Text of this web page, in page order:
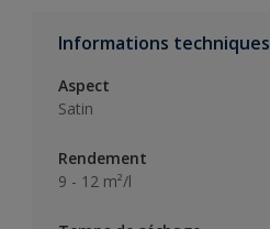
Informations techniques
Aspect
Satin
Rendement
9 - 12 m²/l